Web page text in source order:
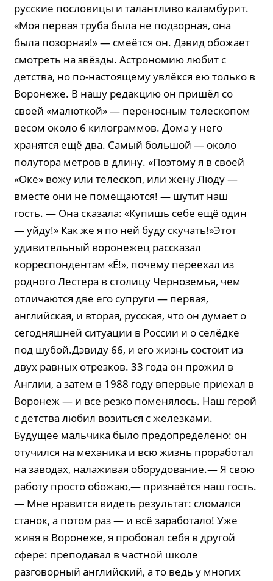
русские пословицы и талантливо каламбурит.
«Моя первая труба была не подзорная, она
была позорная!» — смеётся он. Дэвид обожает
смотреть на звёзды. Астрономию любит с
детства, но по-настоящему увлёкся ею только в
Воронеже. В нашу редакцию он пришёл со
своей «малюткой» — переносным телескопом
весом около 6 килограммов. Дома у него
хранятся ещё два. Самый большой — около
полутора метров в длину. «Поэтому я в своей
«Оке» вожу или телескоп, или жену Люду —
вместе они не помещаются! — шутит наш
гость. — Она сказала: «Купишь себе ещё один
— уйду!» Как же я по ней буду скучать!»Этот
удивительный воронежец рассказал
корреспондентам «Ё!», почему переехал из
родного Лестера в столицу Черноземья, чем
отличаются две его супруги — первая,
английская, и вторая, русская, что он думает о
сегодняшней ситуации в России и о селёдке
под шубой.Дэвиду 66, и его жизнь состоит из
двух равных отрезков. 33 года он прожил в
Англии, а затем в 1988 году впервые приехал в
Воронеж — и все резко поменялось. Наш герой
с детства любил возиться с железками.
Будущее мальчика было предопределено: он
отучился на механика и всю жизнь проработал
на заводах, налаживая оборудование.— Я свою
работу просто обожаю,— признаётся наш гость.
— Мне нравится видеть результат: сломался
станок, а потом раз — и всё заработало! Уже
живя в Воронеже, я пробовал себя в другой
сфере: преподавал в частной школе
разговорный английский, а то ведь у многих